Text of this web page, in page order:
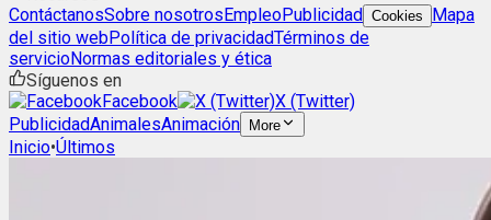
ContáctanosSobre nosotrosEmpleoPublicidad Cookies
Mapa
del sitio webPolítica de privacidadTérminos de
servicioNormas editoriales y ética
Síguenos en
Facebook
X (Twitter)
PublicidadAnimalesAnimación More
Inicio•Últimos